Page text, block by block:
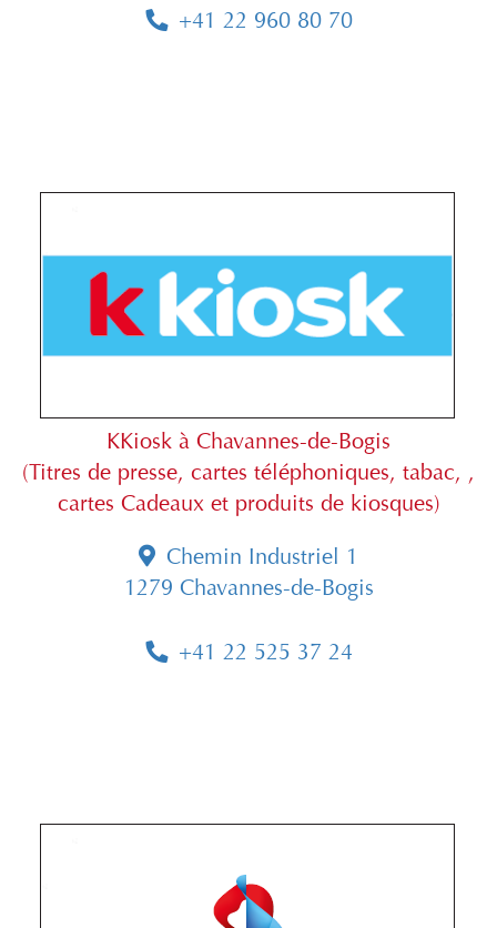
+41 22 960 80 70
KKiosk à Chavannes-de-Bogis
(Titres de presse, cartes téléphoniques, tabac, ,
cartes Cadeaux et produits de kiosques)
Chemin Industriel 1
1279 Chavannes-de-Bogis
+41 22 525 37 24